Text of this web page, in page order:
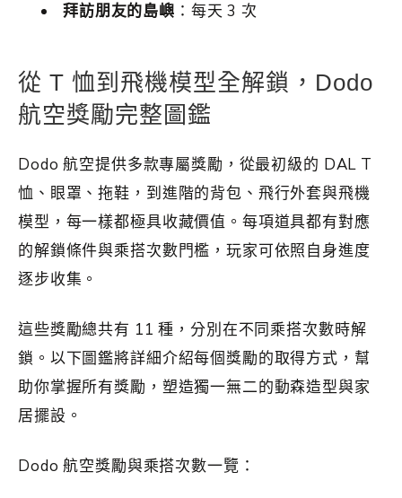
拜訪朋友的島嶼 ：每天 3 次
從 T 恤到飛機模型全解鎖，Dodo
航空獎勵完整圖鑑
Dodo 航空提供多款專屬獎勵，從最初級的 DAL T
恤、眼罩、拖鞋，到進階的背包、飛行外套與飛機
模型，每一樣都極具收藏價值。每項道具都有對應
的解鎖條件與乘搭次數門檻，玩家可依照自身進度
逐步收集。
這些獎勵總共有 11 種，分別在不同乘搭次數時解
鎖。以下圖鑑將詳細介紹每個獎勵的取得方式，幫
助你掌握所有獎勵，塑造獨一無二的動森造型與家
居擺設。
Dodo 航空獎勵與乘搭次數一覽：